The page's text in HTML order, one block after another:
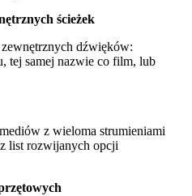
ścieżek
dźwięków:
tej samej nazwie co film, lub
z wieloma strumieniami
list rozwijanych opcji